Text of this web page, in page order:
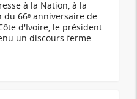
à la Nation, à la
66ᵉ anniversaire de
d'Ivoire, le président
un discours ferme